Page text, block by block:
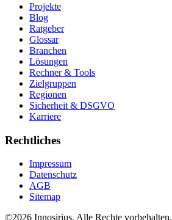
Projekte
Blog
Ratgeber
Glossar
Branchen
Lösungen
Rechner & Tools
Zielgruppen
Regionen
Sicherheit & DSGVO
Karriere
Rechtliches
Impressum
Datenschutz
AGB
Sitemap
©2026 Innosirius. Alle Rechte vorbehalten.